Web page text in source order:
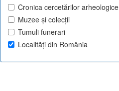
Cronica cercetărilor arheologice
Muzee și colecții
Tumuli funerari
Localități din România